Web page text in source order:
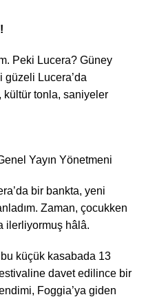
Peki Lucera? Güney
güzeli Lucera’da
tonla, saniyeler
Yayın Yönetmeni
bir bankta, yeni
Zaman, çocukken
ilerliyormuş hâlâ.
küçük kasabada 13
davet edilince bir
Foggia’ya giden